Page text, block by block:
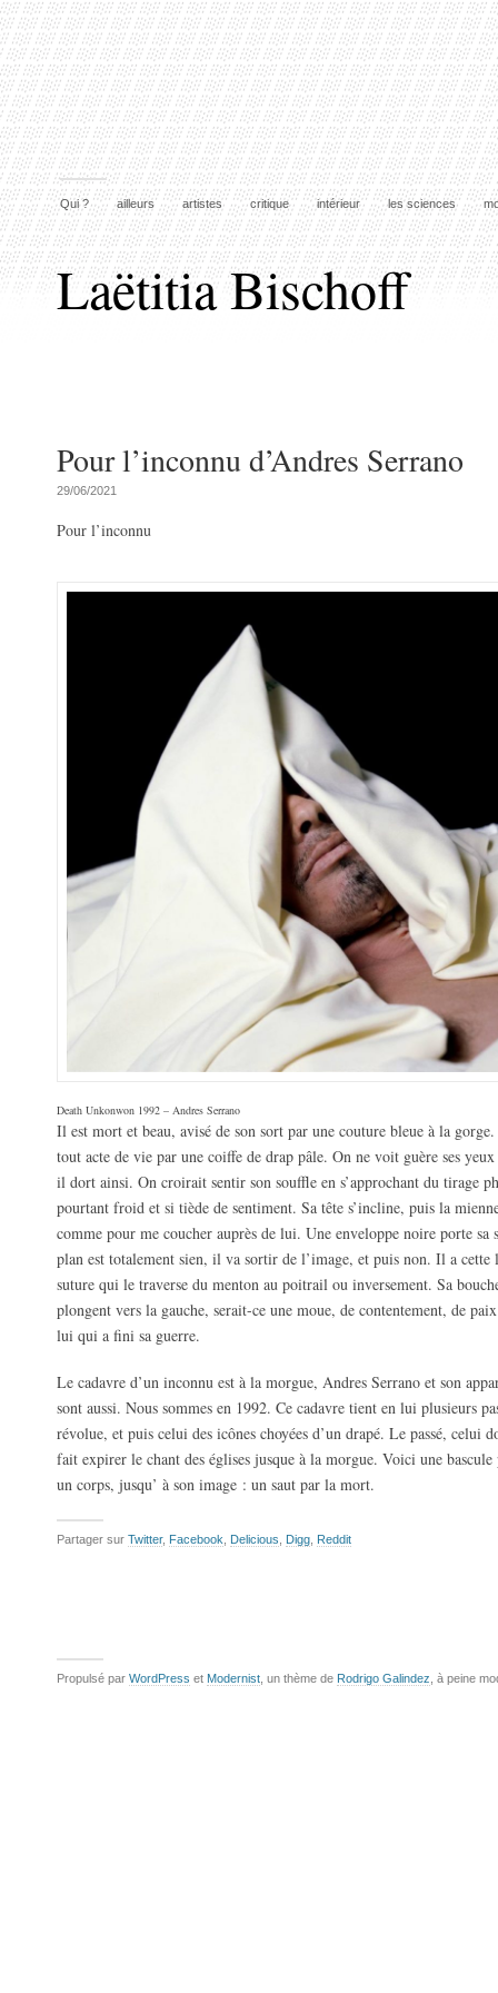
Qui ? ailleurs artistes critique intérieur les sciences
Laëtitia Bischoff
Pour l’inconnu d’Andres Serrano
29/06/2021
Pour l’inconnu
Death Unkonwon 1992 – Andres Serrano
Il est mort et beau, avisé de son sort par une couture bleue à la
tout acte de vie par une coiffe de drap pâle. On ne voit guère ses
il dort ainsi. On croirait sentir son souffle en s’approchant du tirage
pourtant froid et si tiède de sentiment. Sa tête s’incline, puis la
comme pour me coucher auprès de lui. Une enveloppe noire porte
plan est totalement sien, il va sortir de l’image, et puis non. Il a cette
suture qui le traverse du menton au poitrail ou inversement. Sa
plongent vers la gauche, serait-ce une moue, de contentement, de
lui qui a fini sa guerre.
Le cadavre d’un inconnu est à la morgue, Andres Serrano et son
sont aussi. Nous sommes en 1992. Ce cadavre tient en lui plusieurs
révolue, et puis celui des icônes choyées d’un drapé. Le passé, celui
fait expirer le chant des églises jusque à la morgue. Voici une
un corps, jusqu’ à son image : un saut par la mort.
Partager sur Twitter, Facebook Delicious Digg Reddit
Propulsé par WordPress et Modernist , un thème de Rodrigo Galindez , à peine